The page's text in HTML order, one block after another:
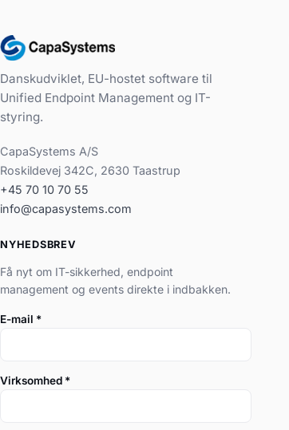
Danskudviklet, EU-hostet software til
Unified Endpoint Management og IT-
styring.
CapaSystems A/S
Roskildevej 342C, 2630 Taastrup
+45 70 10 70 55
info@capasystems.com
NYHEDSBREV
Få nyt om IT-sikkerhed, endpoint
management og events direkte i indbakken.
E-mail *
Virksomhed *